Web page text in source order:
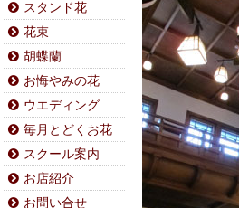
スタンド花
花束
胡蝶蘭
お悔やみの花
ウエディング
毎月とどくお花
スクール案内
お店紹介
お問い合せ